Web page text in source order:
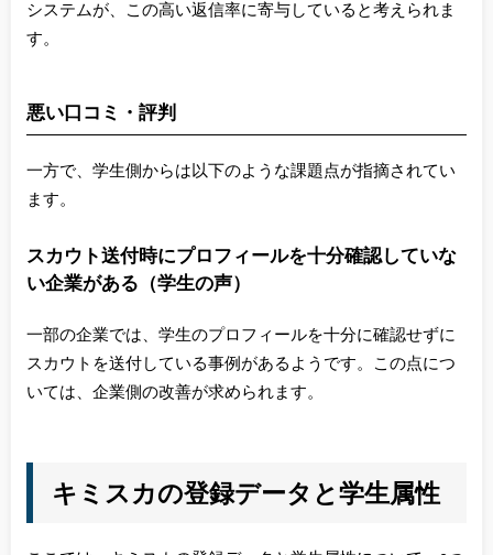
システムが、この高い返信率に寄与していると考えられま
す。
悪い口コミ・評判
一方で、学生側からは以下のような課題点が指摘されてい
ます。
スカウト送付時にプロフィールを十分確認していな
い企業がある（学生の声）
一部の企業では、学生のプロフィールを十分に確認せずに
スカウトを送付している事例があるようです。この点につ
いては、企業側の改善が求められます。
キミスカの登録データと学生属性